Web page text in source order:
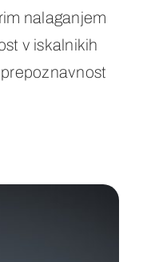
nalaganjem
v iskalnikih